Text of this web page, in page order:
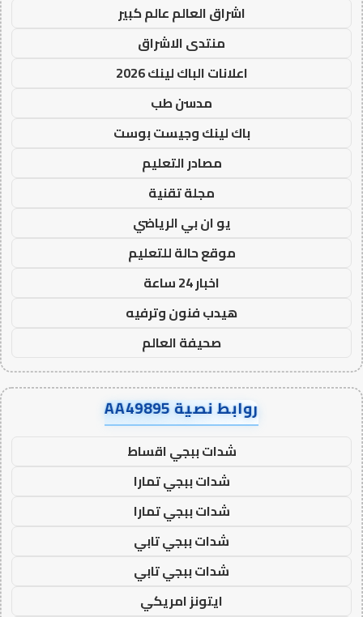
اشراق العالم عالم كبير
منتدى الاشراق
اعلانات الباك لينك 2026
مدسن طب
باك لينك وجيست بوست
مصادر التعليم
مجلة تقنية
يو ان بي الرياضي
موقع حالة للتعليم
اخبار 24 ساعة
هيدب فنون وترفيه
صحيفة العالم
روابط نصية AA49895
شدات ببجي اقساط
شدات ببجي تمارا
شدات ببجي تمارا
شدات ببجي تابي
شدات ببجي تابي
ايتونز امريكي